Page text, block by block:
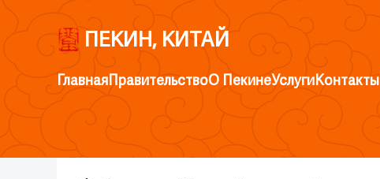
ПЕКИН, КИТАЙ
ГлавнаяПравительствоО ПекинеУслугиКонтакты